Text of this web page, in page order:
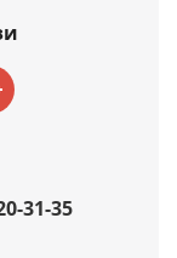
31-35